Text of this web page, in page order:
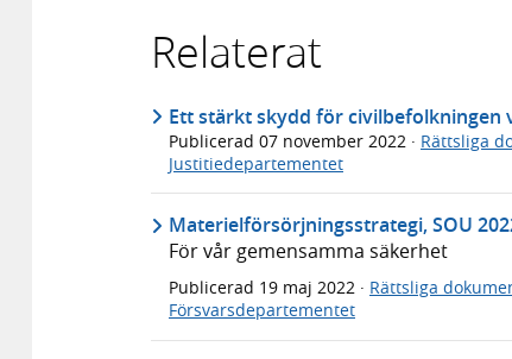
Relaterat
Ett stärkt skydd för civilbefolkningen
Publicerad 07 november 2022 · Rättsliga
Justitiedepartementet
Materielförsörjningsstrategi, SOU
För vår gemensamma säkerhet
Publicerad 19 maj 2022 · Rättsliga
Försvarsdepartementet